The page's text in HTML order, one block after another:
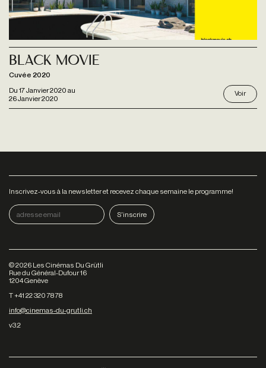
Du 17 Janvier 2020 au
26 Janvier 2020
Black Movie
Cuvée 2020
Voir
Inscrivez-vous à la newsletter et recevez chaque semaine le programme!
©2026 Les Cinémas Du Grütli
Rue du Général-Dufour 16
1204 Genève
T +41 22 320 78 78
info@cinemas-du-grutli.ch
v3.2